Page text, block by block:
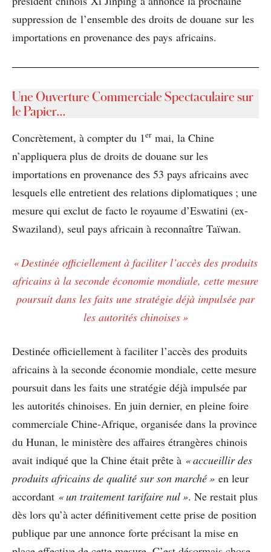
suppression de l’ensemble des droits de douane sur les
importations en provenance des pays africains.
Une Ouverture Commerciale Spectaculaire sur
le Papier…
Concrètement, à compter du 1er mai, la Chine
n’appliquera plus de droits de douane sur les
importations en provenance des 53 pays africains avec
lesquels elle entretient des relations diplomatiques ; une
mesure qui exclut de facto le royaume d’Eswatini (ex-
Swaziland), seul pays africain à reconnaître Taïwan.
« Destinée officiellement à faciliter l’accès des produits
africains à la seconde économie mondiale, cette mesure
poursuit dans les faits une stratégie déjà impulsée par
les autorités chinoises »
Destinée officiellement à faciliter l’accès des produits
africains à la seconde économie mondiale, cette mesure
poursuit dans les faits une stratégie déjà impulsée par
les autorités chinoises. En juin dernier, en pleine foire
commerciale Chine-Afrique, organisée dans la province
du Hunan, le ministère des affaires étrangères chinois
avait indiqué que la Chine était prête à « accueillir des
produits africains de qualité sur son marché » en leur
accordant « un traitement tarifaire nul ». Ne restait plus
dès lors qu’à acter définitivement cette prise de position
publique par une annonce forte précisant la mise en